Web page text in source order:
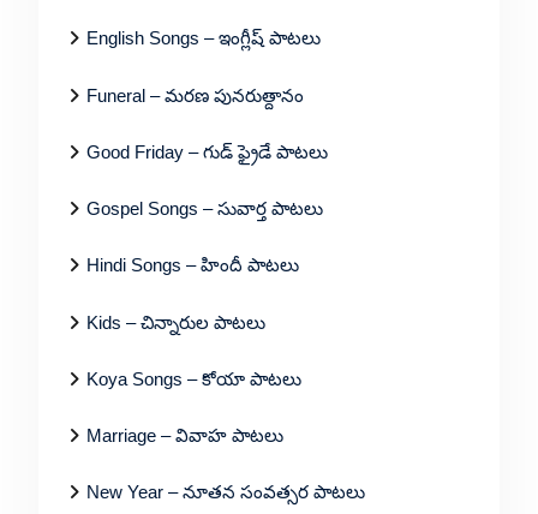
English Songs – ఇంగ్లీష్ పాటలు
Funeral – మరణ పునరుత్దానం
Good Friday – గుడ్ ఫ్రైడే పాటలు
Gospel Songs – సువార్త పాటలు
Hindi Songs – హిందీ పాటలు
Kids – చిన్నారుల పాటలు
Koya Songs – కోయా పాటలు
Marriage – వివాహ పాటలు
New Year – నూతన సంవత్సర పాటలు